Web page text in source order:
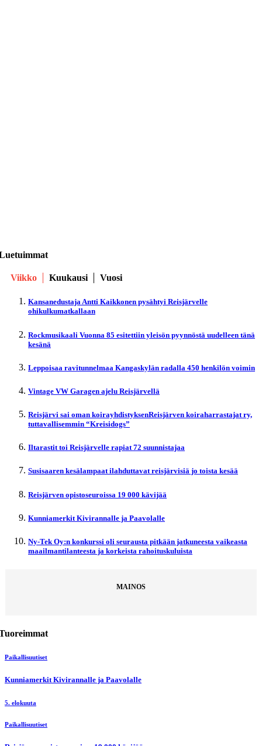
Viikko Kuukausi Vuosi
Kansanedustaja Antti Kaikkonen pysähtyi Reisjärvelle
ohikulkumatkallaan
Rockmusikaali Vuonna 85 esitettiin yleisön pyynnöstä uudelleen tänä
kesänä
Leppoisaa ravitunnelmaa Kangaskylän radalla 450 henkilön voimin
Vintage VW Garagen ajelu Reisjärvellä
Reisjärvi sai oman koirayhdistyksenReisjärven koiraharrastajat ry,
tuttavallisemmin “Kreisidogs”
Iltarastit toi Reisjärvelle rapiat 72 suunnistajaa
Susisaaren kesälampaat ilahduttavat reisjärvisiä jo toista kesää
Reisjärven opistoseuroissa 19 000 kävijää
Kunniamerkit Kivirannalle ja Paavolalle
Ny-Tek Oy:n konkurssi oli seurausta pitkään jatkuneesta vaikeasta
maailmantilanteesta ja korkeista rahoituskuluista
MAINOS
Paikallisuutiset
Kunniamerkit Kivirannalle ja Paavolalle
5. elokuuta
Paikallisuutiset